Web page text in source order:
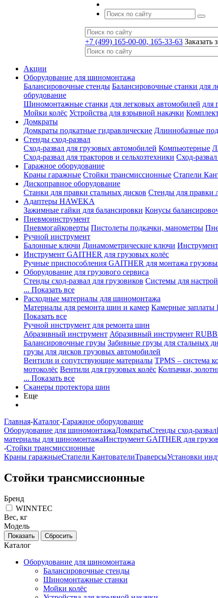
+7 (499) 165-00-00, 165-33-63 Заказать
Акции
Оборудование для шиномонтажа
Балансировочные стенды Балансировочные станки для
обрудование
Шиномонтажные станки для легковых автомобилей для
Мойки колёс Устройства для взрывной накачки
Домкраты
Домкраты подкатные гидравлические Длиннобазные
Стенды сход-развал
Сход-развал для грузовых автомобилей Компьютерные
Сход-развал для тракторов и сельхозтехники Сход-
Гаражное оборудование
Краны гаражные Стойки трансмиссионные Стапели
Дископравное оборудование
Станки для правки стальных дисков Стенды для правки
Адаптеры HAWEKA
Зажимные гайки для балансировки Конусы
Пневмоинструмент
Пневмогайковерты Пистолеты подкачки, манометры
Ручной инструмент
Балонные ключи Динамометрические ключи
Инструмент GAITHER для грузовых колёс
Ручные приспособления GAITHER для монтажа
Оборудование для грузового сервиса
Стенды сход-развал для грузовиков Системы для
... Показать все
Расходные материалы для шиномонтажа
Материалы для ремонта шин и камер Камерные заплаты
Показать все
Ручной инструмент для ремонта шин
Абразивный инструмент Абразивный инструмент
Балансировочные грузы Забивные грузы для стальных
грузы для дисков грузовых автомобилей
Вентили и сопутствующие материалы TPMS – система
мотоколёс Вентили для грузовых колёс Колпачки,
... Показать все
Сканеры протектора шин
Еще
Главная-Каталог-Гаражное оборудование
Оборудование для шиномонтажаДомкратыСтенды сход-развал
материалы для шиномонтажаИнструмент GAITHER для
-Стойки трансмиссионные
Краны гаражныеСтапели КантователиТраверсыУстановки
Стойки трансмиссионные
Бренд
WINNTEC
Вес, кг
Модель
Каталог
Оборудование для шиномонтажа
Балансировочные стенды
Шиномонтажные станки
Мойки колёс